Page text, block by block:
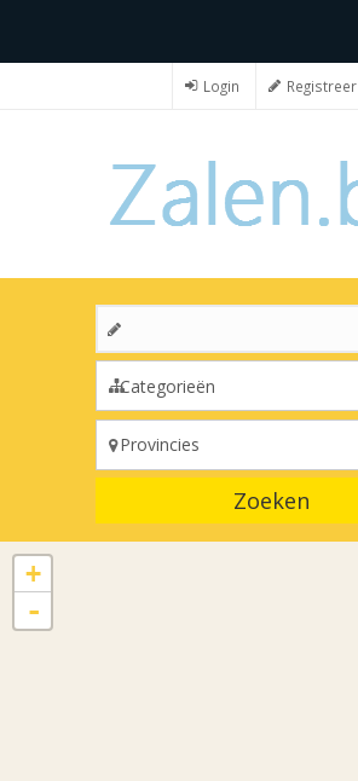
Login Registreer
Zoeken
+
-